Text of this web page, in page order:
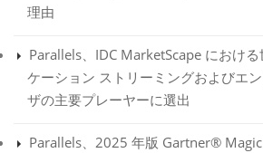
理由
Parallels、IDC MarketScape におけ
ケーション ストリーミングおよびエ
ザの主要プレーヤーに選出
Parallels、2025 年版 Gartner®